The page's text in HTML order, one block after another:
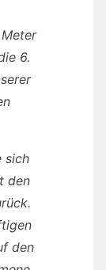
6.
sich
den
den